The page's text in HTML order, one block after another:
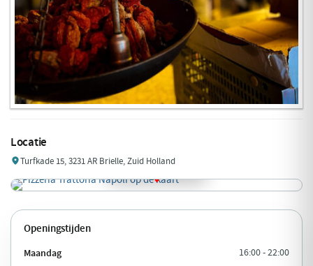
Locatie
Turfkade 15, 3231 AR Brielle, Zuid Holland
Openingstijden
Maandag 16:00 - 22:00